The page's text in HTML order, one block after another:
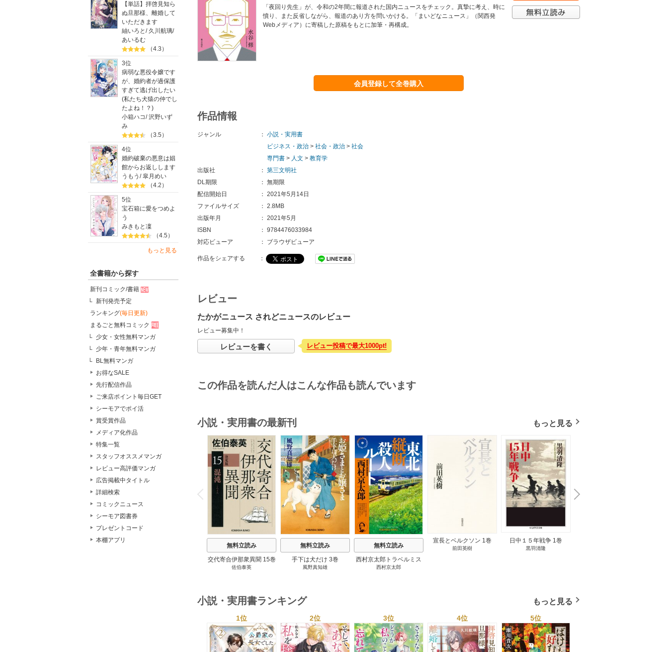
【単話】拝啓見知ら
ぬ旦那様、離婚して
いただきます
紬いろと / 久川航璃/
あいるむ
（4.3）
3位
病弱な悪役令嬢です
が、婚約者が過保護
すぎて逃げ出したい
(私たち犬猿の仲でし
たよね！？)
小箱ハコ/沢野いず
み
（3.5）
4位
婚約破棄の悪意は娼
館からお返しします
うもう /皐月めい
（4.2）
5位
宝石箱に愛をつめよ
う
みきもと凜
（4.5）
もっと見る
全書籍から探す
新刊コミック/書籍
新刊発売予定
ランキング(毎日更新)
まるごと無料コミック
少女・女性無料マンガ
少年・青年無料マンガ
BL無料マンガ
お得なSALE
先行配信作品
ご来店ポイント毎日GET
シーモアでポイ活
賞受賞作品
メディア化作品
特集一覧
スタッフオススメマンガ
レビュー高評価マンガ
広告掲載中タイトル
詳細検索
コミックニュース
シーモア図書券
プレゼントコード
本棚アプリ
「夜回り先生」が、令和の2年間に報道された国内ニュースをチェック。真摯に考え、時に
憤り、また反省しながら、報道のあり方を問いかける。「まいどなニュース」（関西発
Webメディア）に寄稿した原稿をもとに加筆・再構成。
会員登録して全巻購入
作品情報
ジャンル ： 小説・実用書
ビジネス・政治 > 社会・政治 > 社会
専門書 > 人文 > 教育学
出版社
： 第三文明社
DL期限
： 無期限
配信開始日
： 2021年5月14日
ファイルサイズ
： 2.8MB
出版年月
： 2021年5月
ISBN
： 9784476033984
対応ビューア
： ブラウザビューア
作品をシェアする ：
レビュー
たかがニュース されどニュースのレビュー
レビュー募集中！
レビューを書く レビュー投稿で最大1000pt!
この作品を読んだ人はこんな作品も読んでいます
小説・実用書の最新刊 もっと見る
P
r
e
i
o
u
s
無料立読み
交代寄合伊那衆異聞 15巻
佐伯泰英
無料立読み
手下は犬だけ 3巻
風野真知雄
無料立読み
西村京太郎トラベルミス
テリー・セレクション 2
西村京太郎
宣長とベルクソン 1巻
前田英樹
日中１５年戦争 1巻
黒羽清隆
N
e
x
t
小説・実用書ランキング もっと見る
1位 2位 3位 4位 5位